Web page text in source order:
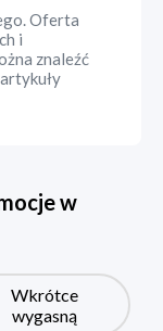
Oferta
i
znaleźć
w
Wkrótce
wygasną